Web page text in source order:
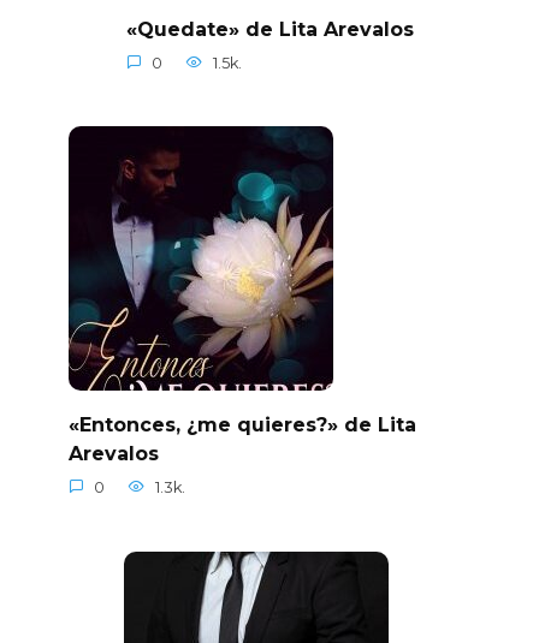
«Quedate» de Lita Arevalos
0 1.5k.
«Entonces, ¿me quieres?» de Lita
Arevalos
0 1.3k.